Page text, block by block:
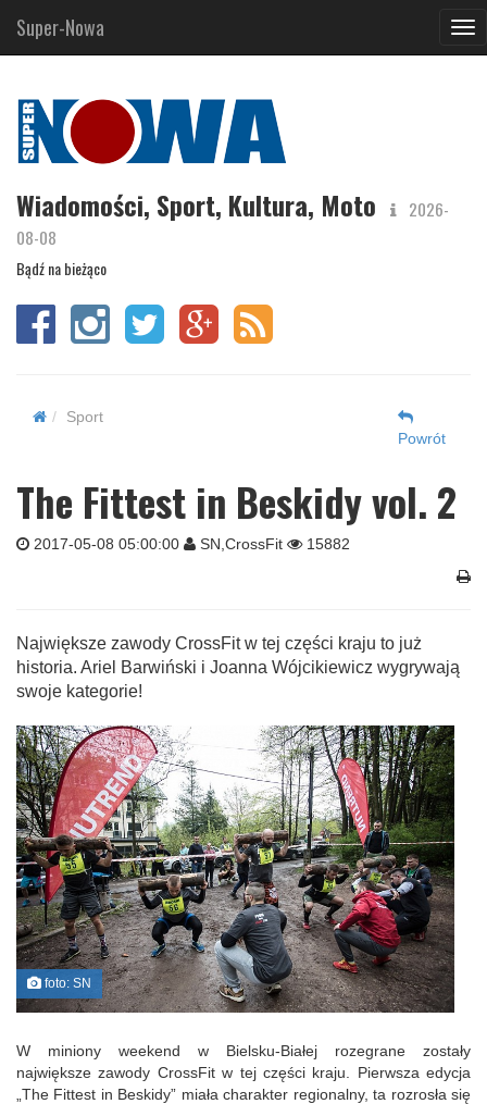
Super-Nowa
Wiadomości, Sport, Kultura, Moto
2026-
08-08
Bądź na bieżąco
Sport
Powrót
The Fittest in Beskidy vol. 2
2017-05-08 05:00:00 SN,CrossFit 15882
Największe zawody CrossFit w tej części kraju to już
historia. Ariel Barwiński i Joanna Wójcikiewicz wygrywają
swoje kategorie!
foto: SN
W miniony weekend w Bielsku-Białej rozegrane zostały
największe zawody CrossFit w tej części kraju. Pierwsza edycja
„The Fittest in Beskidy” miała charakter regionalny, ta rozrosła się